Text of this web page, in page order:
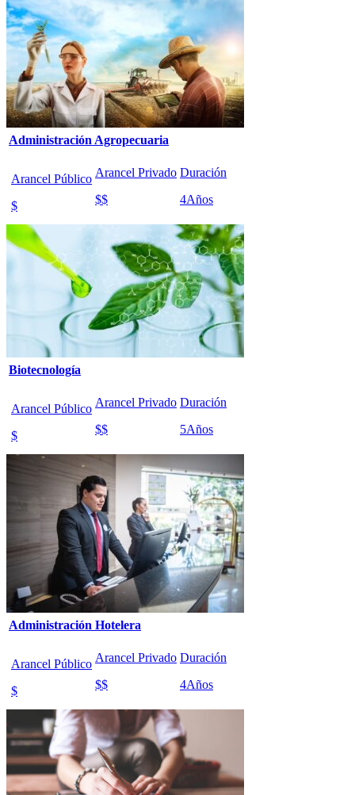
Administración Agropecuaria
Arancel Público
$
Arancel Privado
$$
Duración
4Años
Biotecnología
Arancel Público
$
Arancel Privado
$$
Duración
5Años
Administración Hotelera
Arancel Público
$
Arancel Privado
$$
Duración
4Años